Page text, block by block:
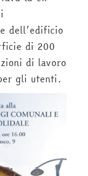
dell’edificio
di 200
di lavoro
gli utenti.